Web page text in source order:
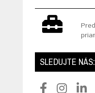
SLEDUJTE NÁS: